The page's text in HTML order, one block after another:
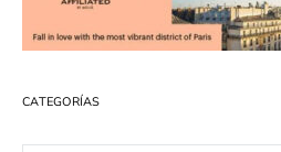
CATEGORÍAS